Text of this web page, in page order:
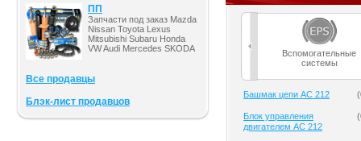
ПП
Запчасти под заказ Mazda
Nissan Toyota Lexus
Mitsubishi Subaru Honda
VW Audi Mercedes SKODA
Все продавцы
Блэк-лист продавцов
Вспомогательные
системы
Башмак цепи AC 212 (
Блок управления
двигателем AC 212
(